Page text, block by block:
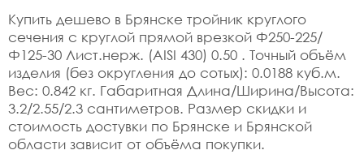
Купить дешево в Брянске тройник круглого
сечения с круглой прямой врезкой Ф250-225/
Ф125-30 Лист.нерж. (AISI 430) 0.50 . Точный объём
изделия (без округления до сотых): 0.0188 куб.м.
Вес: 0.842 кг. Габаритная Длина/Ширина/Высота:
3.2/2.55/2.3 сантиметров. Размер скидки и
стоимость достувки по Брянске и Брянской
области зависит от объёма покупки.